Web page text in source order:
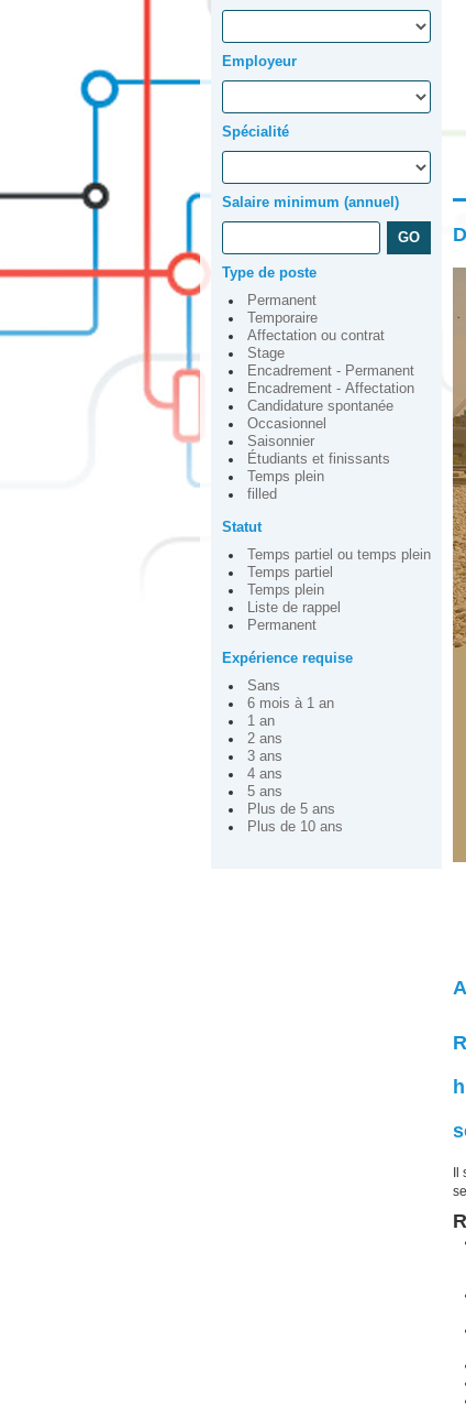
Employeur
Spécialité
Salaire minimum (annuel)
Type de poste
Permanent
Temporaire
Affectation ou contrat
Stage
Encadrement - Permanent
Encadrement - Affectation
Candidature spontanée
Occasionnel
Saisonnier
Étudiants et finissants
Temps plein
filled
Statut
Temps partiel ou temps plein
Temps partiel
Temps plein
Liste de rappel
Permanent
Expérience requise
Sans
6 mois à 1 an
1 an
2 ans
3 ans
4 ans
5 ans
Plus de 5 ans
Plus de 10 ans
Il